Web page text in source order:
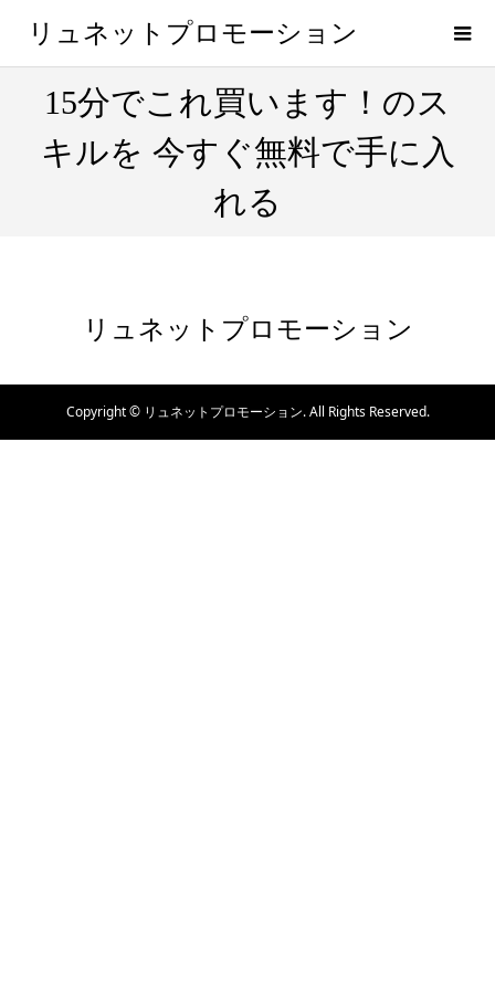
リュネットプロモーション
15分でこれ買います！のス
キルを 今すぐ無料で手に入
れる
リュネットプロモーション
Copyright ©リュネットプロモーション. All Rights Reserved.